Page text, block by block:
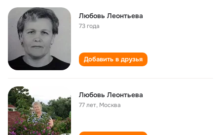
Любовь Леонтьева
73 года
Добавить в друзья
Любовь Леонтьева
77 лет, Москва